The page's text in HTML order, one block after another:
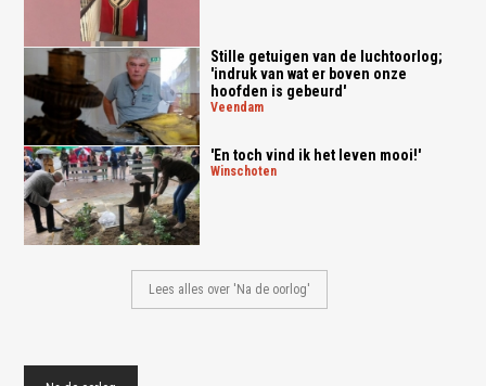
Stille getuigen van de luchtoorlog;
'indruk van wat er boven onze
hoofden is gebeurd'
veendam
'En toch vind ik het leven mooi!'
winschoten
Lees alles over 'Na de oorlog'